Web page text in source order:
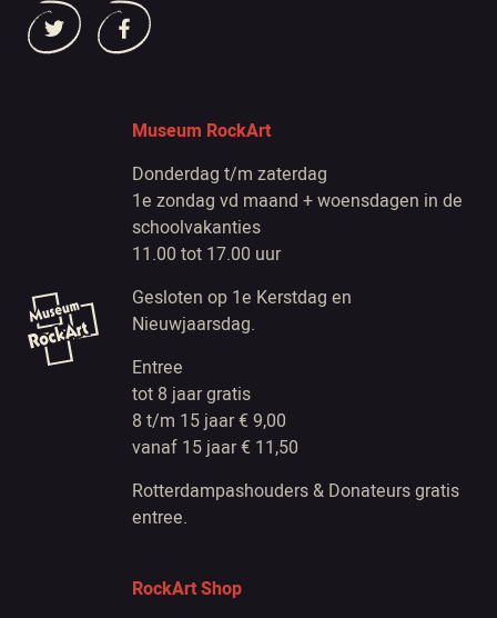
Museum RockArt
Donderdag t/m zaterdag
1e zondag vd maand + woensdagen in de
schoolvakanties
11.00 tot 17.00 uur
Gesloten op 1e Kerstdag en
Nieuwjaarsdag.
Entree
tot 8 jaar gratis
8 t/m 15 jaar € 9,00
vanaf 15 jaar € 11,50
Rotterdampashouders & Donateurs gratis
entree.
RockArt Shop